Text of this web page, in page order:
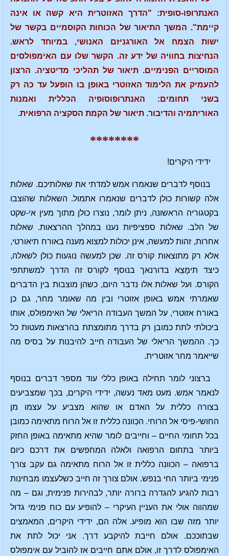
האנתרופו-סופית: "הדרך האזוטרית היא קשה או אינה
קיימת". המשך התיאור של הכוחות הקוסמיים בקשר של
ישות הצמח אל האורגניזם האנושי, במיוחד לראש.
הנחיצות בחוויה של ידע זה. הקשר שלו עם האימפולסים
המוסריים הפנימיים. תיאור של תהליכי מדיטציה. הרצון
להעמיק את הלימוד האזוטרי באופן בו הופעל עד כה רק
בשני תחומים: האנתרופוסופיה הכללית ואמנות
האוריתמיה והדיבור. תיאור של הקמת הסקציה הרפואית.
********
ידידי היקרים!
בנוסף לדברים שנאמרו אמש למדתי את שאלותיכם. שאלות
אלה קשורות כולן לדברים שנאמרו אתמול. השאלות שהוצבו
בקטגוריה הראשונה, ניתן לומר, נוצרו כולן מתוך מעין אי-שקט
של הלב. שאלות ספציפיות נענו במהלך ההרצאות. שאלות
אחרות, זהות למעשה, אינן יכולות למצוא מענה באורח תיאורטי,
אלא רק מתוצאות קורס זה. שכן למעשה נוגעות כולן לשאלה,
כיצד תימָצֵא בדורנאך בנוסף לקורס זה הדרך למשתתפי
הקורס. ועל שאלות אלו נדבר היום, כשהן מוצבות בין הדברים
שאמרתי אמש באופן אזוטרי ובין מה שאומר מחר, גם כן
באורח אזוטרי, על המשך העבודה הריאלי של האימפולס, אותו
ביכולתי לתת כמובן רק בדרך מתומצתת בהרצאות מעטות כל
כך. ההמשך הריאלי של העבודה חייב להיבנות על בסיס מה
שייאמר מחר אזוטרית.
ברצוני לומר תחילה באופן כללי עוד מספר דברים בנוסף
לנאמר אמש. מעט מאד נעשה, ידידי היקרים, בכך שמצביעים
בצורה כללית על האדם או שהוא מצביע על עצמו מן
החושי-פיסי אל הרוחי. הכְוונה כללית זו אל הרוח מתאימה כמובן
בכל תחומי החיים – וחייבים לומר שהיא מתאימה באופן החזק
ביותר בתחום הרפואה ולאלה המחפשים את דרכם כיום
ברפואה – הכוונה כללית זו אל הרוח מתאימה גם עקב צורך
פנימי ביותר החי בנפש. אולם צורך זה חייב כשלעצמו מבחינות
רבות להגיע להגדרה ברורה יותר, לבהירות פנימית, וגם – מה
שמהווה אולי את העניין העיקרי – להופיע עם כוח פנימי גדול
יותר מזה שבו הוא מופיע. אלה הם, ידידי היקרים, המאמצים
שבתוככם. אולם חייבת להיקבע דרך. אני יכול לתת את
האימפולס לדרך זו, אולם אתם חייבים אז להוביל עם אימפולס